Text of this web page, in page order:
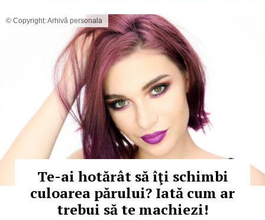
© Copyright: Arhivă personala
Te-ai hotărât să îţi schimbi
culoarea părului? Iată cum ar
trebui să te machiezi!